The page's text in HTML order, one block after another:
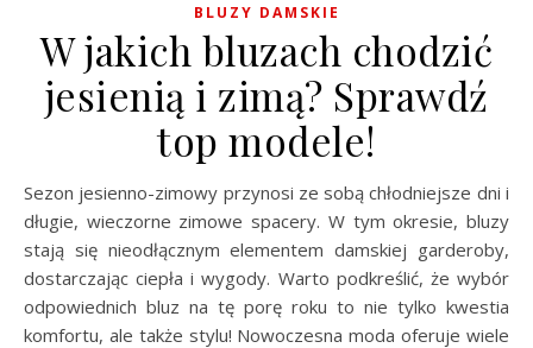
BLUZY DAMSKIE
W jakich bluzach chodzić
jesienią i zimą? Sprawdź
top modele!
Sezon jesienno-zimowy przynosi ze sobą chłodniejsze dni i
długie, wieczorne zimowe spacery. W tym okresie, bluzy
stają się nieodłącznym elementem damskiej garderoby,
dostarczając ciepła i wygody. Warto podkreślić, że wybór
odpowiednich bluz na tę porę roku to nie tylko kwestia
komfortu, ale także stylu! Nowoczesna moda oferuje wiele